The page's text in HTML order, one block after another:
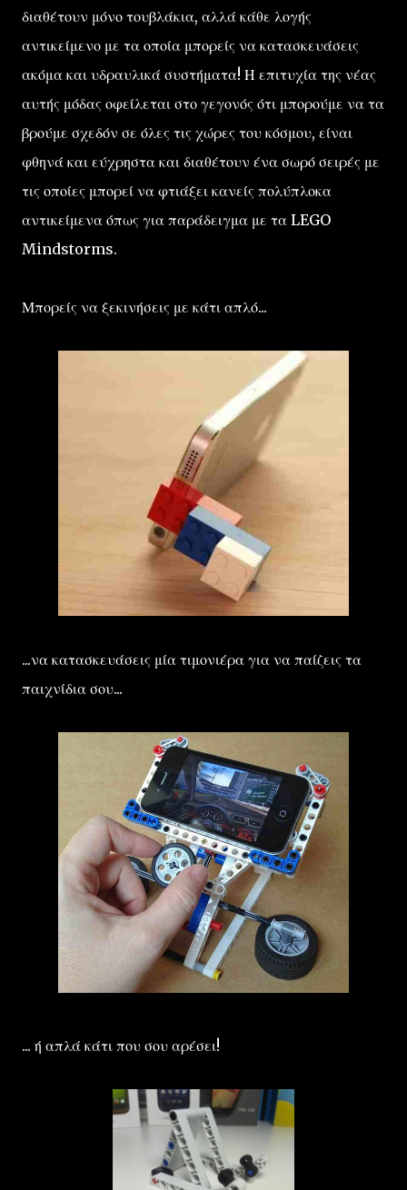
διαθέτουν μόνο τουβλάκια, αλλά κάθε λογής
αντικείμενο με τα οποία μπορείς να κατασκευάσεις
ακόμα και υδραυλικά συστήματα! Η επιτυχία της νέας
αυτής μόδας οφείλεται στο γεγονός ότι μπορούμε να τα
βρούμε σχεδόν σε όλες τις χώρες του κόσμου, είναι
φθηνά και εύχρηστα και διαθέτουν ένα σωρό σειρές με
τις οποίες μπορεί να φτιάξει κανείς πολύπλοκα
αντικείμενα όπως για παράδειγμα με τα LEGO
Mindstorms.
Μπορείς να ξεκινήσεις με κάτι απλό...
...να κατασκευάσεις μία τιμονιέρα για να παίζεις τα
παιχνίδια σου...
... ή απλά κάτι που σου αρέσει!